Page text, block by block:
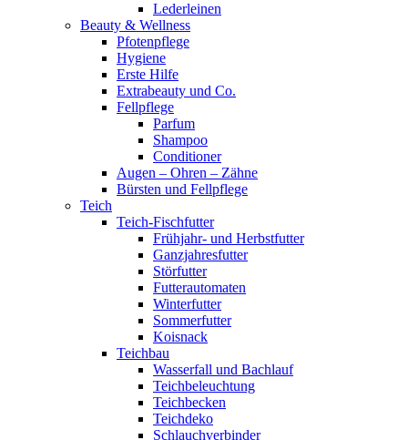
Lederleinen
Beauty & Wellness
Pfotenpflege
Hygiene
Erste Hilfe
Extrabeauty und Co.
Fellpflege
Parfum
Shampoo
Conditioner
Augen – Ohren – Zähne
Bürsten und Fellpflege
Teich
Teich-Fischfutter
Frühjahr- und Herbstfutter
Ganzjahresfutter
Störfutter
Futterautomaten
Winterfutter
Sommerfutter
Koisnack
Teichbau
Wasserfall und Bachlauf
Teichbeleuchtung
Teichbecken
Teichdeko
Schlauchverbinder